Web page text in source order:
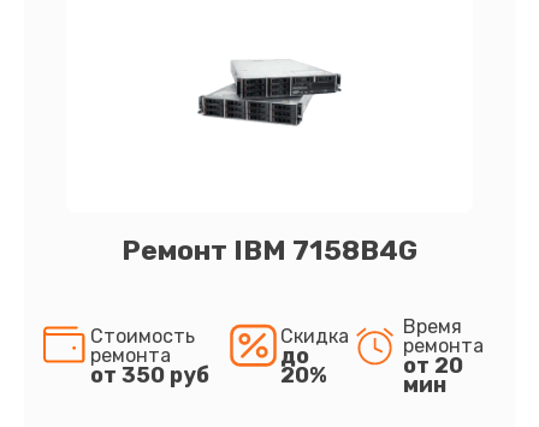
Ремонт IBM 7158B4G
Стоимость
ремонта
от 350 руб
Скидка
до
20%
Время
ремонта
от 20
мин